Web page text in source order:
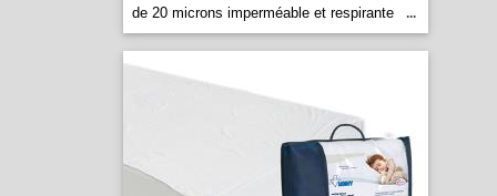
de 20 microns imperméable et respirante
...